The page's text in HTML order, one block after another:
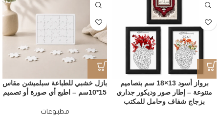
برواز أسود 13×18 سم بتصاميم
متنوعة – إطار صور وديكور جداري
بزجاج شفاف وحامل للمكتب
بازل خشبي للطباعة سبلميشن مقاس
15*10سم – اطبع أي صورة أو تصميم
مطبوعات